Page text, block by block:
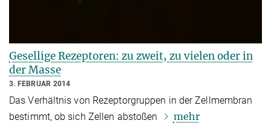
Gesellige Rezeptoren: zu zweit, zu vielen oder in
der Masse
3. FEBRUAR 2014
Das Verhältnis von Rezeptorgruppen in der Zellmembran
bestimmt, ob sich Zellen abstoßen
mehr